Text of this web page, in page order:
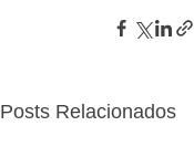
Posts Relacionados